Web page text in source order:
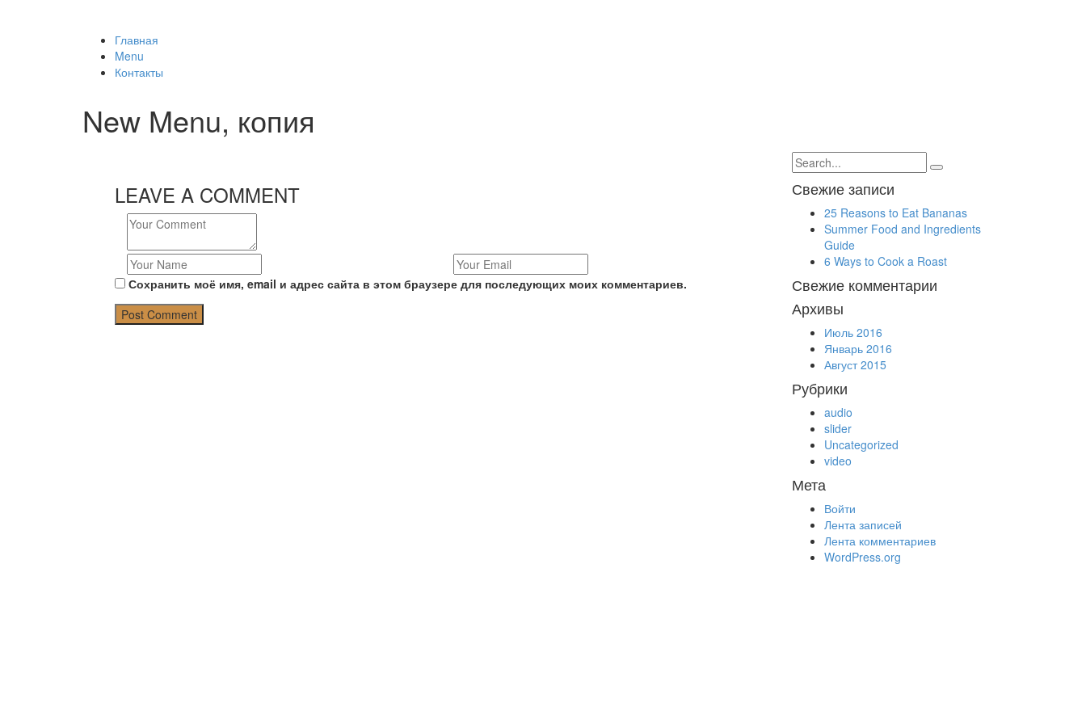
Главная
Menu
Контакты
New Menu, копия
LEAVE A COMMENT
Сохранить моё имя, email и адрес сайта в этом браузере для последующих моих комментариев.
Свежие записи
25 Reasons to Eat Bananas
Summer Food and Ingredients
Guide
6 Ways to Cook a Roast
Свежие комментарии
Архивы
Июль 2016
Январь 2016
Август 2015
Рубрики
audio
slider
Uncategorized
video
Мета
Войти
Лента записей
Лента комментариев
WordPress.org